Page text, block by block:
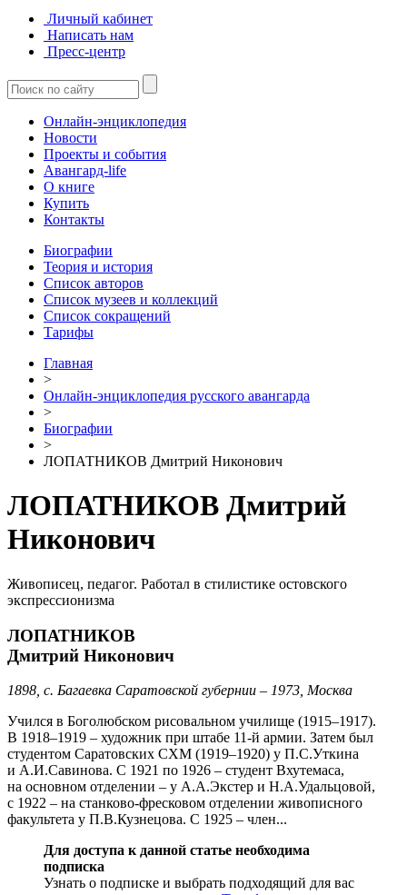
Личный кабинет
Написать нам
Пресс-центр
Онлайн-энциклопедия
Новости
Проекты и события
Авангард-life
О книге
Купить
Контакты
Биографии
Теория и история
Список авторов
Список музеев и коллекций
Список сокращений
Тарифы
Главная
>
Онлайн-энциклопедия русского авангарда
>
Биографии
>
ЛОПАТНИКОВ Дмитрий Никонович
ЛОПАТНИКОВ Дмитрий
Никонович
Живописец, педагог. Работал в стилистике остовского
экспрессионизма
ЛОПАТНИКОВ
Дмитрий Никонович
1898, с. Багаевка Саратовской губернии – 1973, Москва
Учился в Боголюбском рисовальном училище (1915–1917).
В 1918–1919 – художник при штабе 11-й армии. Затем был
студентом Саратовских СХМ (1919–1920) у П.С.Уткина
и А.И.Савинова. С 1921 по 1926 – студент Вхутемаса,
на основном отделении – у А.А.Экстер и Н.А.Удальцовой,
с 1922 – на станково-фресковом отделении живописного
факультета у П.В.Кузнецова. С 1925 – член...
Для доступа к данной статье необходима
подписка
Узнать о подписке и выбрать подходящий для вас